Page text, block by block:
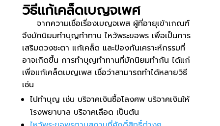
วิธีแก้เคล็ดเบญจเพศ
จากความเชื่อเรื่องเบญจเพส ผู้ที่อายุเข้าเกณฑ์
จึงมักนิยมทำบุญทำทาน ไหว้พระขอพร เพื่อเป็นการ
เสริมดวงชะตา แก้เคล็ด และป้องกันเคราะห์กรรมที่
อาจเกิดขึ้น การทำบุญทำทานที่มักนิยมทำกัน ได้แก่
เพื่อแก้เคล็ดเบญเพส เชื่อว่าสามารถทำได้หลายวิธี
เช่น
ไปทำบุญ เช่น บริจาคเงินซื้อโลงศพ บริจาคเงินให้
โรงพยาบาล บริจาคเลือด เป็นต้น